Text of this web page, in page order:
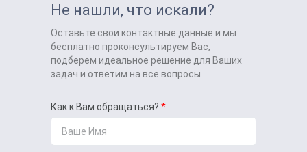
Не нашли, что искали?
Оставьте свои контактные данные и мы
бесплатно проконсультируем Вас,
подберем идеальное решение для Ваших
задач и ответим на все вопросы
Как к Вам обращаться?